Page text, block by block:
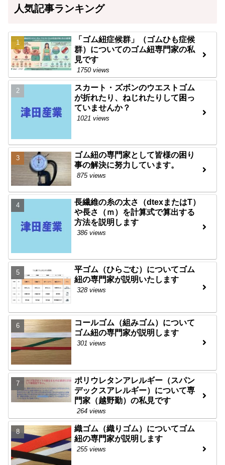
人気記事ランキング
「ゴム紐症候群」（ゴムひも症候
群）についてのゴム紐専門家の私
見です
1750 views
スカート・ズボンのウエストゴム
が折れたり、ねじれたりして困っ
ていませんか？
1021 views
ゴム紐の専門家として皆様の困り
事の解決に努力しています。
875 views
長繊維の糸の太さ（dtexまたはT）
や長さ（ｍ）を計算式で算出する
方法を説明します
386 views
平ゴム（ひらごむ）についてゴム
紐の専門家が説明いたします
328 views
コールゴム（組みゴム）について
ゴム紐の専門家が説明します
301 views
ポリウレタンアレルギー（スパン
デックスアレルギー）について専
門家（越野勤）の私見です
264 views
織ゴム（織りゴム）についてゴム
紐の専門家が説明します
255 views